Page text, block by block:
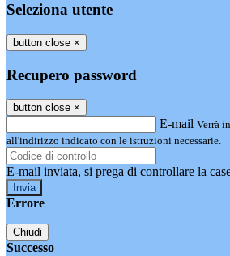
Seleziona utente
button close ×
Recupero password
button close ×
E-mail Verrà
all'indirizzo indicato con le istruzioni necessarie.
E-mail inviata, si prega di controllare la
Errore
Chiudi
Successo